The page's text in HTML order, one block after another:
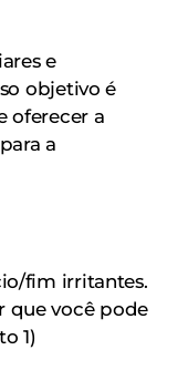
e
objetivo é
oferecer a
a
fim irritantes.
que você pode
1)